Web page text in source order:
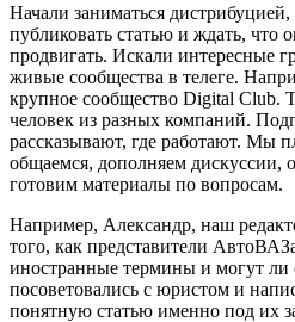
Начали заниматься
публиковать статью и ждать, что
продвигать. Искали интересные
живые сообщества в телеге.
крупное сообщество Digital Club.
человек из разных компаний.
рассказывают, где работают. Мы
общаемся, дополняем дискуссии,
готовим материалы по вопросам.
Например, Александр, наш
того, как представители
иностранные термины и могут
посоветовались с юристом и
понятную статью именно под их